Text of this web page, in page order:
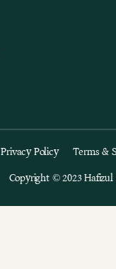
Copyright © 2023 Hafizul
Privacy Policy Terms &